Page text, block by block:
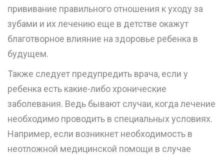
прививание правильного отношения к уходу за
зубами и их лечению еще в детстве окажут
благотворное влияние на здоровье ребенка в
будущем.
Также следует предупредить врача, если у
ребенка есть какие-либо хронические
заболевания. Ведь бывают случаи, когда лечение
необходимо проводить в специальных условиях.
Например, если возникнет необходимость в
неотложной медицинской помощи в случае